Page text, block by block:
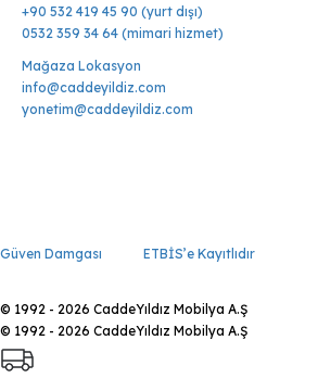
+90 532 419 45 90 (yurt dışı)
0532 359 34 64 (mimari hizmet)
Mağaza Lokasyon
info@caddeyildiz.com
yonetim@caddeyildiz.com
Güven Damgası ETBİS’e Kayıtlıdır
© 1992 - 2026 CaddeYıldız Mobilya A.Ş
© 1992 - 2026 CaddeYıldız Mobilya A.Ş